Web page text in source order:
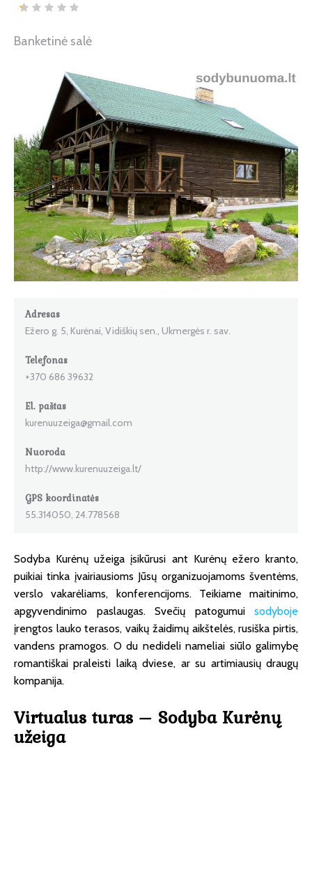
Banketinė salė
Adresas
Ežero g. 5, Kurėnai, Vidiškių sen., Ukmergės r. sav.
Telefonas
+370 686 39632
El. paštas
kurenuuzeiga@gmail.com
Nuoroda
http://www.kurenuuzeiga.lt/
GPS koordinatės
55.314050, 24.778568
Sodyba Kurėnų užeiga įsikūrusi ant Kurėnų ežero kranto,
puikiai tinka įvairiausioms Jūsų organizuojamoms šventėms,
verslo vakarėliams, konferencijoms. Teikiame maitinimo,
apgyvendinimo paslaugas. Svečių patogumui sodyboje
įrengtos lauko terasos, vaikų žaidimų aikštelės, rusiška pirtis,
vandens pramogos. O du nedideli nameliai siūlo galimybę
romantiškai praleisti laiką dviese, ar su artimiausių draugų
kompanija.
Virtualus turas – Sodyba Kurėnų
užeiga